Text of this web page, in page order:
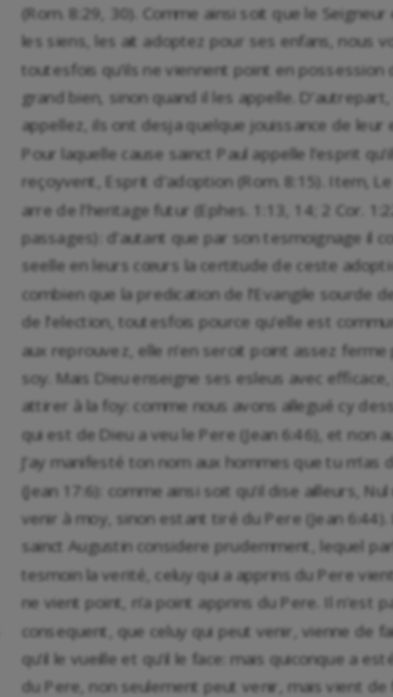
(Rom. 8:29, 30). Comme ainsi soit que le Seigneur
les siens, les ait adoptez pour ses enfans, nous
toutesfois qu’ils ne viennent point en possession
grand bien, sinon quand il les appelle. D’autrepart,
appellez, ils ont desja quelque jouissance de leur
Pour laquelle cause sainct Paul appelle l’esprit
reçoyvent, Esprit d’adoption (Rom. 8:15). Item,
arre de l’heritage futur (Ephes. 1:13, 14; 2 Cor.
passages): d’autant que par son tesmoignage il
seelle en leurs cœurs la certitude de ceste
combien que la predication de l’Evangile sourde
de l’election, toutesfois pource qu’elle est
aux reprouvez, elle n’en seroit point assez ferme
soy. Mais Dieu enseigne ses esleus avec
attirer à la foy: comme nous avons allegué cy
qui est de Dieu a veu le Pere (Jean 6:46), et non
J’ay manifesté ton nom aux hommes que tu m’as
(Jean 17:6): comme ainsi soit qu’il dise ailleurs,
venir à moy, sinon estant tiré du Pere (Jean 6:44).
sainct Augustin considere prudemment, lequel
tesmoin la verité, celuy qui a apprins du Pere
ne vient point, n’a point apprins du Pere. Il n’est
consequent, que celuy qui peut venir, vienne de
qu’il le vueille et qu’il le face: mais quiconque a
du Pere, non seulement peut venir, mais vient de